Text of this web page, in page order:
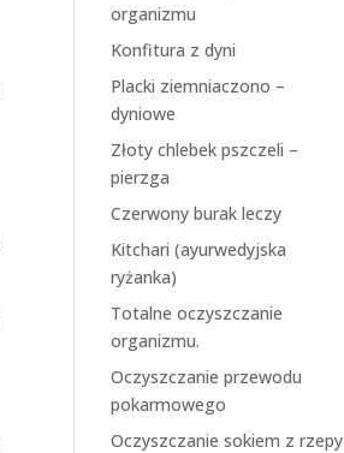
organizmu
Konfitura z dyni
Placki ziemniaczono –
dyniowe
Złoty chlebek pszczeli –
pierzga
Czerwony burak leczy
Kitchari (ayurwedyjska
ryżanka)
Totalne oczyszczanie
organizmu.
Oczyszczanie przewodu
pokarmowego
Oczyszczanie sokiem z rzepy